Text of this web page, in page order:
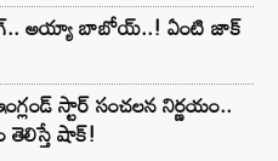
అయ్యా బాబోయ్..! ఏంటి జాక్
స్టార్ సంచలన నిర్ణయం..
తెలిస్తే షాక్!